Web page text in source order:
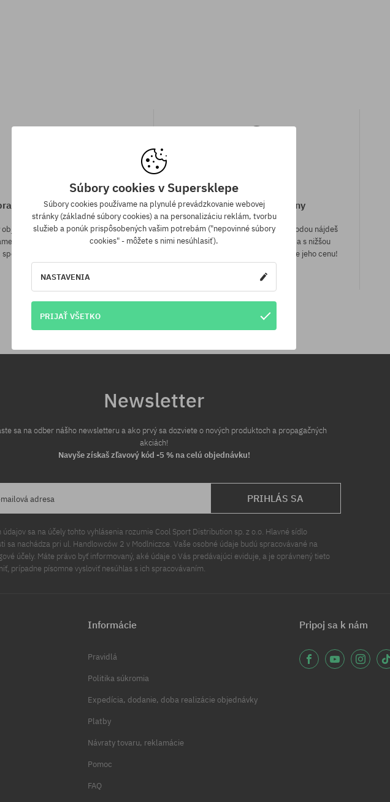
zadarmo od 70,30 €
objednávky v hodnote nad 70,30 €
zadarmo bez rozdielu na vybraný
spôsob platby a doručenia.
Záruka najnižšej ceny
Máme najlepšie ceny, ale keď náhodou nájdeš
ten istý produkt v inom e-shope a s nižšou
cenou - špeciálne pre Teba znížime jeho cenu!
Newsletter
sa na odber nášho newsletteru a ako prvý sa dozviete o nových produktoch a propagačných
akciách!
Navyše získaš zľavový kód -5 % na celú objednávku!
adresa PRIHLÁS SA
údajov sa na účely tohto vyhlásenia rozumie Cool Sport Distribution sp. z o.o. Hlavné sídlo
sa nachádza pri ul. Handlowców 2 v Modlniczce. Vaše osobné údaje budú spracovávané na
účely. Máte právo byť informovaný, aké údaje o Vás predávajúci eviduje, a je oprávnený tieto
prípadne písomne vysloviť nesúhlas s ich spracovávaním.
Informácie
Pravidlá
Politika súkromia
Expedícia, dodanie, doba realizácie objednávky
Platby
Návraty tovaru, reklamácie
Pomoc
FAQ
Pripoj sa k nám
Súbory cookies v Supersklepe
Súbory cookies používame na plynulé prevádzkovanie webovej
stránky (základné súbory cookies) a na personalizáciu reklám, tvorbu
služieb a ponúk prispôsobených vašim potrebám ("nepovinné súbory
cookies" - môžete s nimi nesúhlasiť).
NASTAVENIA
PRIJAŤ VŠETKO